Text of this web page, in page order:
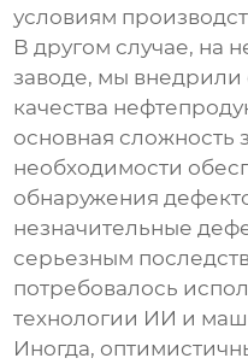
условиям
В другом случае, на
заводе, мы внедрили
качества
основная сложность
необходимости
обнаружения
незначительные
серьезным
потребовалось
технологии ИИ и
Иногда,